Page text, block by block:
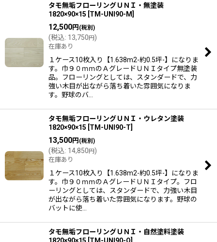
タモ無垢フローリングＵＮＩ・無塗装
1820×90×15 TM-UNI90-M
12,500円 (税別)
(税込: 13,750円)
在庫あり
１ケース10枚入り【1.638m2-約0.5坪-】になりま
す。巾９０ｍｍのＡグレードＵＮＩタイプ無塗装
品。フローリングとしては、スタンダードで、力
強い木目が出ながら落ち着いた雰囲気になりま
す。野球のバ…
タモ無垢フローリングＵＮＩ・ウレタン塗装
1820×90×15 TM-UNI90-T
13,500円 (税別)
(税込: 14,850円)
在庫あり
１ケース10枚入り【1.638m2-約0.5坪-】になりま
す。巾９０ｍｍのＡグレードＵＮＩタイプ。フロ
ーリングとしては、スタンダードで、力強い木目
が出ながら落ち着いた雰囲気になります。野球の
バットに使…
タモ無垢フローリングＵＮＩ・自然塗料塗装
1820×90×15 TM-UNI90-O